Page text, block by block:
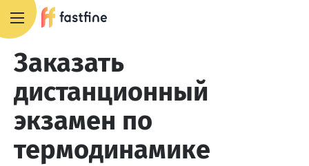
Заказать
дистанционный
экзамен по
термодинамике